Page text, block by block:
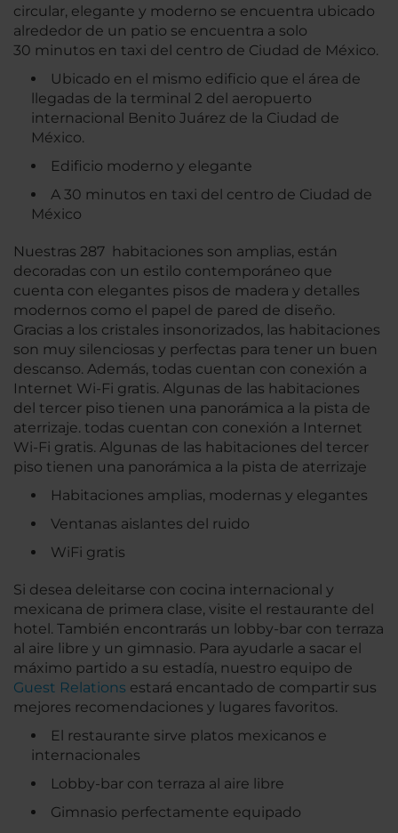
circular, elegante y moderno se encuentra ubicado
alrededor de un patio se encuentra a solo
30 minutos en taxi del centro de Ciudad de México.
Ubicado en el mismo edificio que el área de
llegadas de la terminal 2 del aeropuerto
internacional Benito Juárez de la Ciudad de
México.
Edificio moderno y elegante
A 30 minutos en taxi del centro de Ciudad de
México
Nuestras 287 habitaciones son amplias, están
decoradas con un estilo contemporáneo que
cuenta con elegantes pisos de madera y detalles
modernos como el papel de pared de diseño.
Gracias a los cristales insonorizados, las habitaciones
son muy silenciosas y perfectas para tener un buen
descanso. Además, todas cuentan con conexión a
Internet Wi-Fi gratis. Algunas de las habitaciones
del tercer piso tienen una panorámica a la pista de
aterrizaje. todas cuentan con conexión a Internet
Wi-Fi gratis. Algunas de las habitaciones del tercer
piso tienen una panorámica a la pista de aterrizaje
Habitaciones amplias, modernas y elegantes
Ventanas aislantes del ruido
WiFi gratis
Si desea deleitarse con cocina internacional y
mexicana de primera clase, visite el restaurante del
hotel. También encontrarás un lobby-bar con terraza
al aire libre y un gimnasio. Para ayudarle a sacar el
máximo partido a su estadía, nuestro equipo de
Guest Relations estará encantado de compartir sus
mejores recomendaciones y lugares favoritos.
El restaurante sirve platos mexicanos e
internacionales
Lobby-bar con terraza al aire libre
Gimnasio perfectamente equipado